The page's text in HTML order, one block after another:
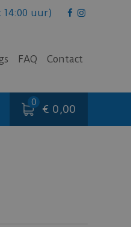
uur)
FAQ Contact
€ 0,00